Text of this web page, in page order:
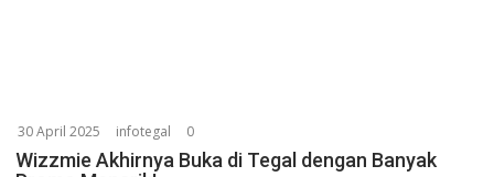
30 April 2025 infotegal 0
Wizzmie Akhirnya Buka di Tegal dengan Banyak